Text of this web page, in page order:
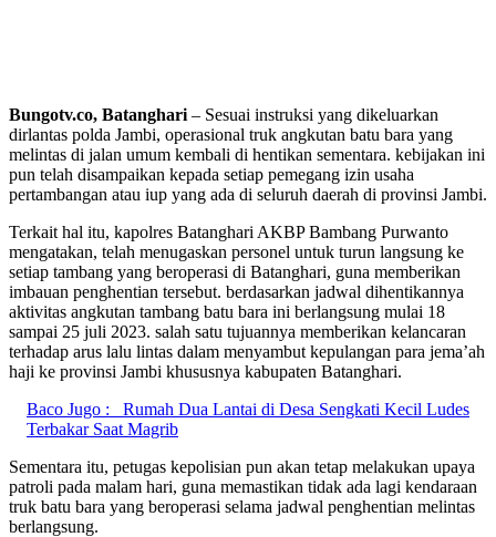
Bungotv.co, Batanghari – Sesuai instruksi yang dikeluarkan
dirlantas polda Jambi, operasional truk angkutan batu bara yang
melintas di jalan umum kembali di hentikan sementara. kebijakan ini
pun telah disampaikan kepada setiap pemegang izin usaha
pertambangan atau iup yang ada di seluruh daerah di provinsi Jambi.
Terkait hal itu, kapolres Batanghari AKBP Bambang Purwanto
mengatakan, telah menugaskan personel untuk turun langsung ke
setiap tambang yang beroperasi di Batanghari, guna memberikan
imbauan penghentian tersebut. berdasarkan jadwal dihentikannya
aktivitas angkutan tambang batu bara ini berlangsung mulai 18
sampai 25 juli 2023. salah satu tujuannya memberikan kelancaran
terhadap arus lalu lintas dalam menyambut kepulangan para jema’ah
haji ke provinsi Jambi khususnya kabupaten Batanghari.
Baco Jugo :
Rumah Dua Lantai di Desa Sengkati Kecil Ludes
Terbakar Saat Magrib
Sementara itu, petugas kepolisian pun akan tetap melakukan upaya
patroli pada malam hari, guna memastikan tidak ada lagi kendaraan
truk batu bara yang beroperasi selama jadwal penghentian melintas
berlangsung.